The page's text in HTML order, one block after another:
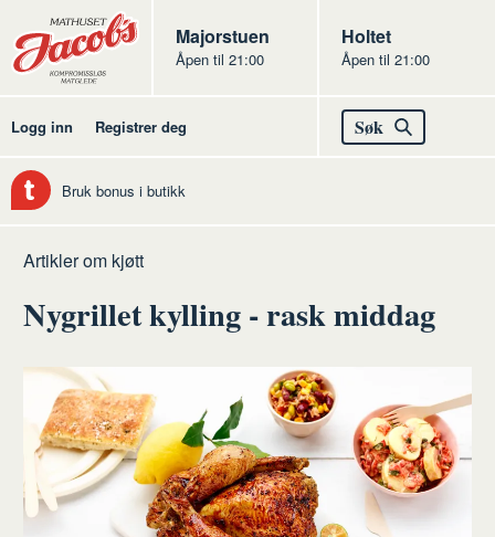
Butikker
Jacobs
Majorstuen
Åpen til 21:00
Jacobs
Holtet
Åpen til 21:00
Logg inn Registrer deg Søk
Bruk bonus i butikk
Hjem
Kjøtt
Artikler om kjøtt
Nygrillet kylling - rask middag